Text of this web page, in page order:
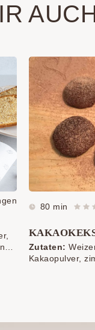
80 min
Zutaten:
Kakaopulver,